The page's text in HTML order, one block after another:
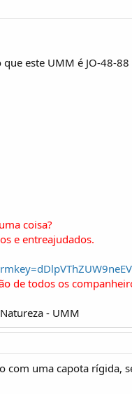
este UMM é JO-48-88
coisa?
e entreajudados.
de todos os
- UMM
com uma capota rígida,